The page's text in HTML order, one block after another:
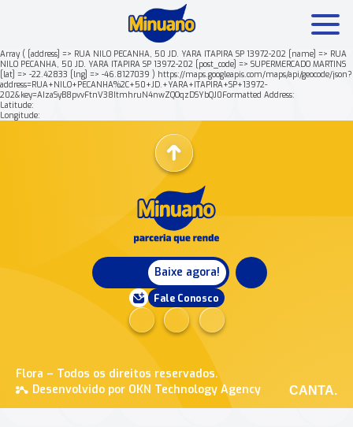
Array ( [address] => RUA NILO PECANHA, 50 JD. YARA ITAPIRA SP 13972-202 [name] => RUA
NILO PECANHA, 50 JD. YARA ITAPIRA SP 13972-202 [post_code] => SUPERMERCADO MARTINS
[lat] => -22.42833 [lng] => -46.8127039 ) https://maps.googleapis.com/maps/api/geocode/json?
address=RUA+NILO+PECANHA%2C+50+JD.+YARA+ITAPIRA+SP+13972-
202&key=AIzaSyB8pvvFtnV38ItmhruN4nwZQOqzDSYbQJ0Formatted Address:
Latitude:
Longitude:
Baixe agora!
Fale Conosco
Flora – Todos os direitos reservados.
Desenvolvido por OKN Technology Agency
CANTA.
Mais buscados: Produtos Minuano Rende +
Nossa história